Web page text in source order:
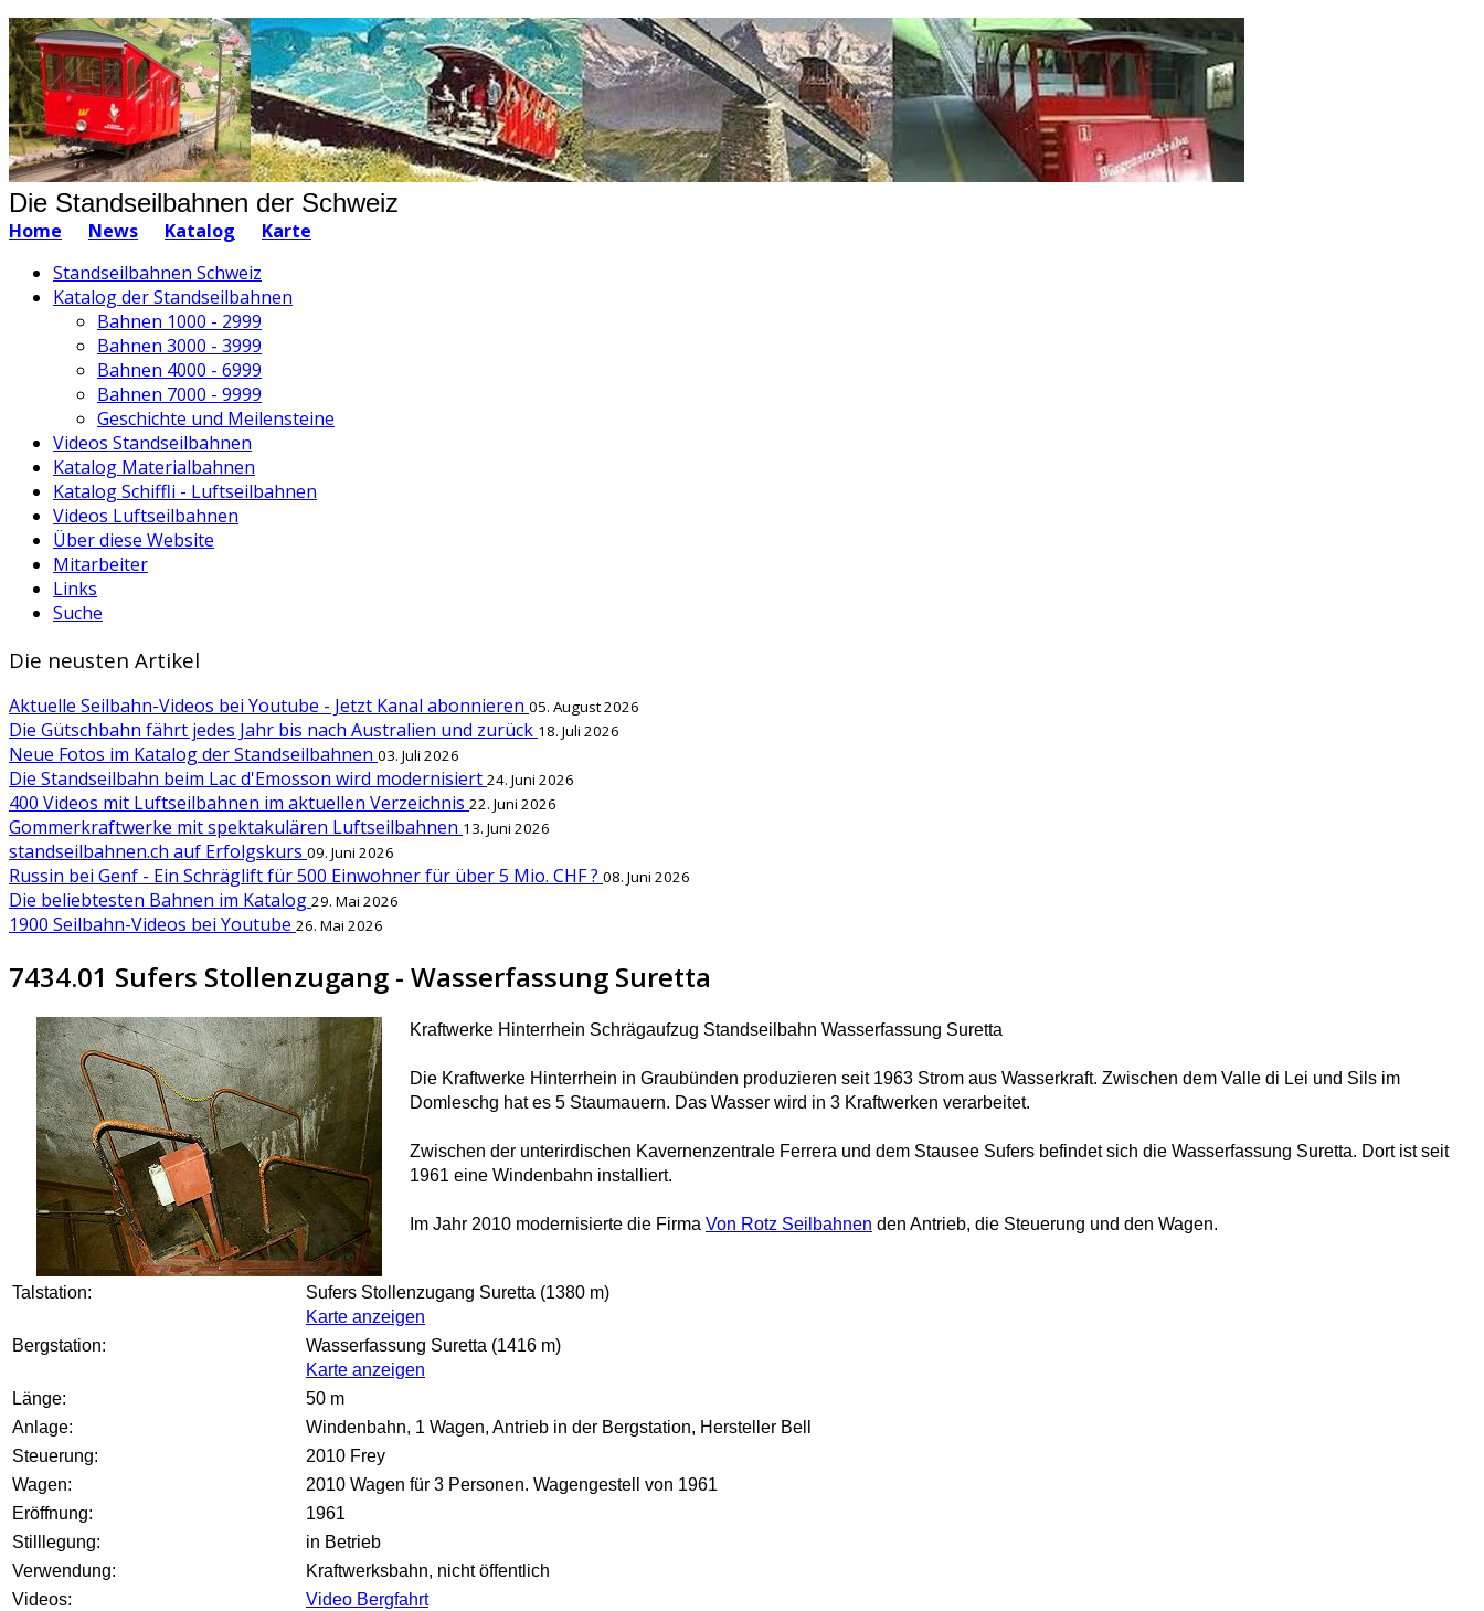
Die Standseilbahnen der Schweiz
Home News Katalog
Karte
Standseilbahnen Schweiz
Katalog der Standseilbahnen
Bahnen 1000 - 2999
Bahnen 3000 - 3999
Bahnen 4000 - 6999
Bahnen 7000 - 9999
Geschichte und Meilensteine
Videos Standseilbahnen
Katalog Materialbahnen
Katalog Schiffli - Luftseilbahnen
Videos Luftseilbahnen
Über diese Website
Mitarbeiter
Links
Suche
Die neusten Artikel
Aktuelle Seilbahn-Videos bei Youtube - Jetzt Kanal abonnieren 05. August 2026
Die Gütschbahn fährt jedes Jahr bis nach Australien und zurück 18. Juli 2026
Neue Fotos im Katalog der Standseilbahnen 03. Juli 2026
Die Standseilbahn beim Lac d'Emosson wird modernisiert 24. Juni 2026
400 Videos mit Luftseilbahnen im aktuellen Verzeichnis 22. Juni 2026
Gommerkraftwerke mit spektakulären Luftseilbahnen 13. Juni 2026
standseilbahnen.ch auf Erfolgskurs 09. Juni 2026
Russin bei Genf - Ein Schräglift für 500 Einwohner für über 5 Mio. CHF ? 08. Juni 2026
Die beliebtesten Bahnen im Katalog 29. Mai 2026
1900 Seilbahn-Videos bei Youtube 26. Mai 2026
7434.01 Sufers Stollenzugang - Wasserfassung Suretta
Kraftwerke Hinterrhein Schrägaufzug Standseilbahn Wasserfassung Suretta
Die Kraftwerke Hinterrhein in Graubünden produzieren seit 1963 Strom aus Wasserkraft. Zwischen dem Valle di Lei und Sils im
Domleschg hat es 5 Staumauern. Das Wasser wird in 3 Kraftwerken verarbeitet.
Zwischen der unterirdischen Kavernenzentrale Ferrera und dem Stausee Sufers befindet sich die Wasserfassung Suretta. Dort ist seit
1961 eine Windenbahn installiert.
Im Jahr 2010 modernisierte die Firma Von Rotz Seilbahnen den Antrieb, die Steuerung und den Wagen.
Talstation:
Sufers Stollenzugang Suretta (1380 m)
Karte anzeigen
Bergstation:
Wasserfassung Suretta (1416 m)
Karte anzeigen
Länge:
50 m
Anlage:
Windenbahn, 1 Wagen, Antrieb in der Bergstation, Hersteller Bell
Steuerung:
2010 Frey
Wagen:
2010 Wagen für 3 Personen. Wagengestell von 1961
Eröffnung:
1961
Stilllegung:
in Betrieb
Verwendung:
Kraftwerksbahn, nicht öffentlich
Videos:
Video Bergfahrt